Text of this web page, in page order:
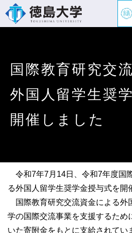
国際教育研究交
外国人留学生奨
開催しました
令和7年7月14日、令和7年度国
る外国人留学生奨学金授与式を開
国際教育研究交流資金による外
学の国際交流事業を支援するため
いた寄附金をもとに支給されてい